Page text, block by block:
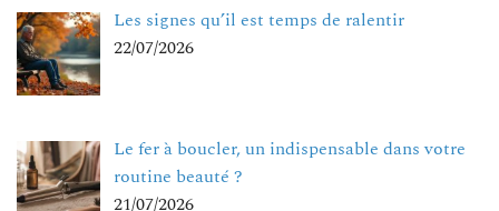
Les signes qu’il est temps de ralentir
22/07/2026
Le fer à boucler, un indispensable dans votre
routine beauté ?
21/07/2026